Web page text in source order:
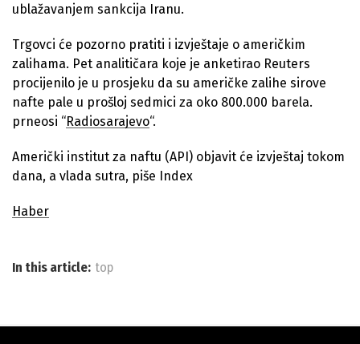
ublažavanjem sankcija Iranu.
Trgovci će pozorno pratiti i izvještaje o američkim
zalihama. Pet analitičara koje je anketirao Reuters
procijenilo je u prosjeku da su američke zalihe sirove
nafte pale u prošloj sedmici za oko 800.000 barela.
prneosi “Radiosarajevo“.
Američki institut za naftu (API) objavit će izvještaj tokom
dana, a vlada sutra, piše Index
Haber
In this article: top